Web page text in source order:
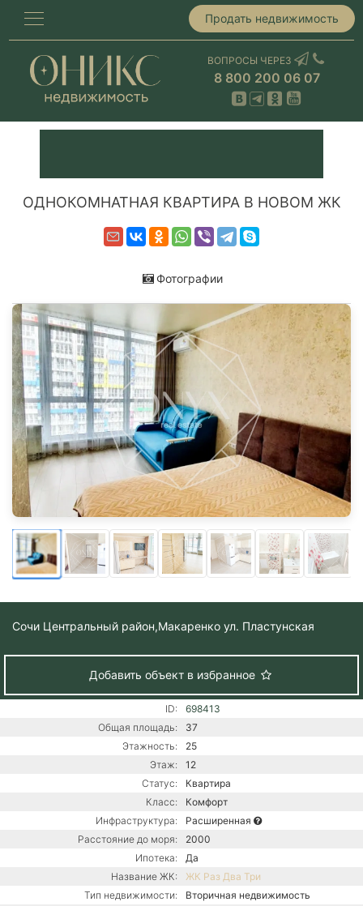
Продать недвижимость
ВОПРОСЫ ЧЕРЕЗ
8 800 200 06 07
ОДНОКОМНАТНАЯ КВАРТИРА В НОВОМ ЖК
Фотографии
Сочи Центральный район,Макаренко ул. Пластунская
Добавить объект в избранное
ID:
698413
Общая площадь:
37
Этажность:
25
Этаж:
12
Статус:
Квартира
Класс:
Комфорт
Инфраструктура:
Расширенная
Расстояние до моря:
2000
Ипотека:
Да
Название ЖК:
ЖК Раз Два Три
Тип недвижимости:
Вторичная недвижимость